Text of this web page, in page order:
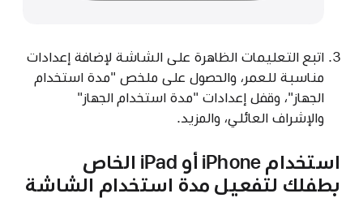
اتبع التعليمات الظاهرة على الشاشة لإضافة إعدادات
مناسبة للعمر، والحصول على ملخص "مدة استخدام
الجهاز"، وقفل إعدادات "مدة استخدام الجهاز"
والإشراف العائلي، والمزيد.
استخدام iPhone أو iPad الخاص
بطفلك لتفعيل مدة استخدام الشاشة